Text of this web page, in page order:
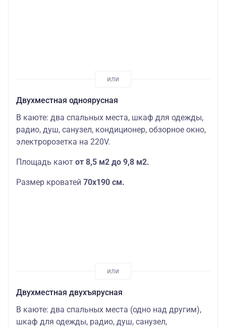
Двухместная одноярусная
В каюте: два спальных места, шкаф для одежды,
радио, душ, санузел, кондиционер, обзорное окно,
электророзетка на 220V.
Площадь кают от 8,5 м2 до 9,8 м2.
Размер кроватей 70х190 см.
Двухместная двухъярусная
В каюте: два спальных места (одно над другим),
шкаф для одежды, радио, душ, санузел,